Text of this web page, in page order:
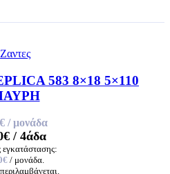
Ζαντες
583 8×18 5×110
/ μονάδα
/ 4άδα
/ μονάδα.